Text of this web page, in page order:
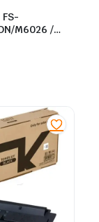
M6026 /